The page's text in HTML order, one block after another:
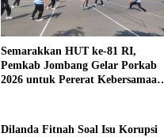
Semarakkan HUT ke-81 RI,
Pemkab Jombang Gelar Porkab
2026 untuk Pererat Kebersamaan
Dilanda Fitnah Soal Isu Korupsi